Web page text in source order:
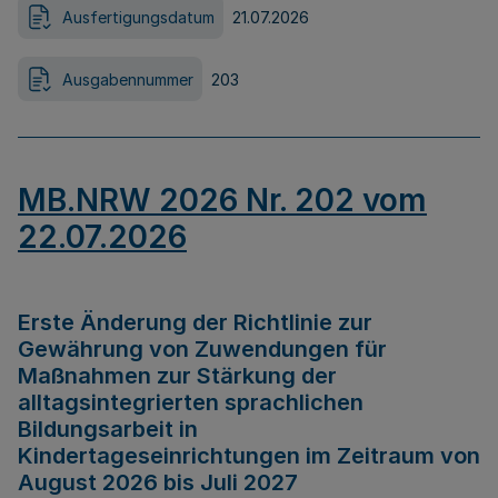
Ausfertigungsdatum 21.07.2026
Ausgabennummer 203
MB.NRW 2026 Nr. 202 vom
22.07.2026
Erste Änderung der Richtlinie zur
Gewährung von Zuwendungen für
Maßnahmen zur Stärkung der
alltagsintegrierten sprachlichen
Bildungsarbeit in
Kindertageseinrichtungen im Zeitraum von
August 2026 bis Juli 2027